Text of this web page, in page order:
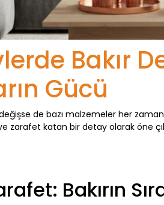
Bakır
Gücü
de bazı malzemeler her
zarafet katan bir detay olarak öne
Bakırın